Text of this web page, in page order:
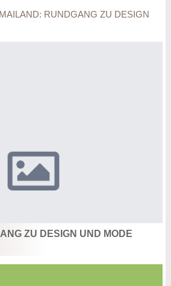
MAILAND: RUNDGANG ZU DESIGN
ZU DESIGN UND MODE